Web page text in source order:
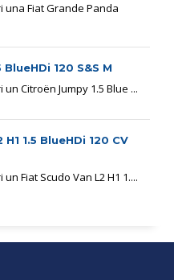
Fiat Grande Panda
120 S&S M
Citroën Jumpy 1.5 Blue ...
1.5 BlueHDi 120 CV
Fiat Scudo Van L2 H1 1....